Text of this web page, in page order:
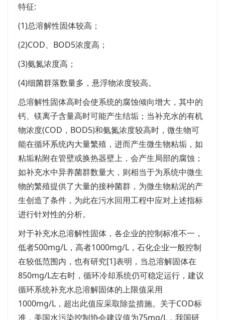
特征:
(1)总溶解性固体较高；
(2)COD、BOD5浓度高；
(3)氨氮浓度高；
(4)细菌群落数量多，悬浮物浓度较高。
总溶解性固体高时会使系统的腐蚀倾向增大，其中的
钙、镁离子含量高时可能产生结垢；当补充水的有机
物浓度(COD，BOD5)和氨氮浓度较高时，微生物可
能在循环系统内大量繁殖，进而产生微生物粘垢，如
粘垢粘附在管壁或换热器壁上，会产生局部的腐蚀；
如补充水中异养菌群数量大，则相当于为系统中微生
物的繁殖提供了大量的接种菌群，为微生物粘泥的产
生创造了条件，为此在污水回用工程中应对上述指标
进行针对性的分析。
对于补充水总溶解性固体，各企业的控制标准不一，
低者500mg/L，高者1000mg/L，石化企业一般控制
在较低范围内，也有研究[1]表明，当总溶解固体在
850mg/L左右时，循环冷却系统仍可稳定运行，建议
循环系统补充水总溶解固体的上限值采用
1000mg/L，超出此值应采取除盐措施。关于COD标
准，美国水污染控制协会建议值为75mg/L，我国研